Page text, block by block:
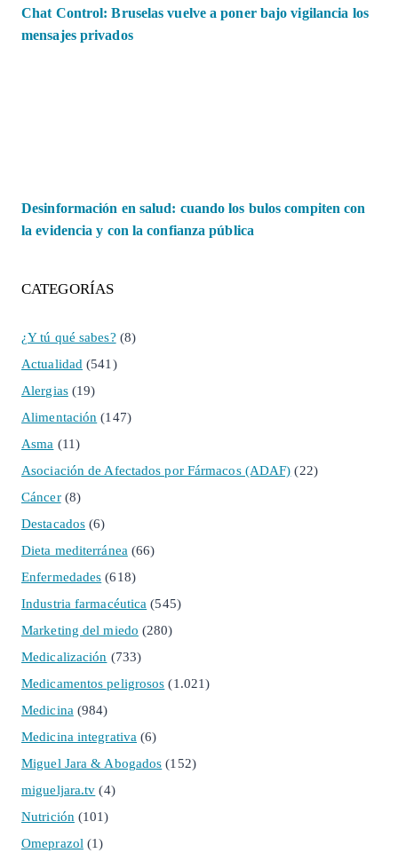
Chat Control: Bruselas vuelve a poner bajo vigilancia los
mensajes privados
Desinformación en salud: cuando los bulos compiten con
la evidencia y con la confianza pública
CATEGORÍAS
¿Y tú qué sabes? (8)
Actualidad (541)
Alergias(19)
Alimentación (147)
Asma (11)
Asociación de Afectados por Fármacos (ADAF) (22)
Cáncer(8)
Destacados (6)
Dieta mediterránea (66)
Enfermedades (618)
Industria farmacéutica (545)
Marketing del miedo (280)
Medicalización (733)
Medicamentos peligrosos (1.021)
Medicina (984)
Medicina integrativa (6)
Miguel Jara & Abogados (152)
migueljara.tv (4)
Nutrición (101)
Omeprazol (1)